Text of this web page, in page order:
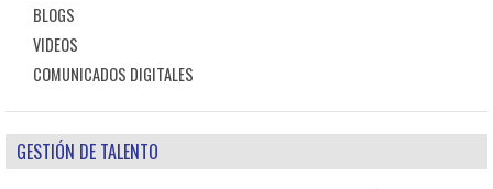
BLOGS
VIDEOS
COMUNICADOS DIGITALES
GESTIÓN DE TALENTO